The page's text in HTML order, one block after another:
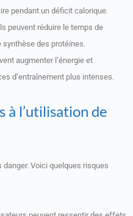
pendant un déficit calorique.
peuvent réduire le temps de
synthèse des protéines.
augmenter l’énergie et
d’entraînement plus intenses.
à l’utilisation de
danger. Voici quelques risques